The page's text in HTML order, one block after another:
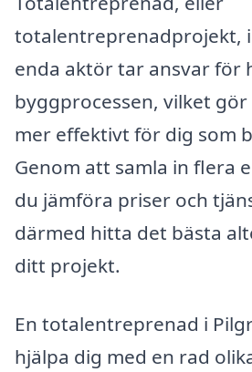
totalentreprenadprojekt,
enda aktör tar ansvar för
byggprocessen, vilket
mer effektivt för dig som
Genom att samla in flera
du jämföra priser och
därmed hitta det bästa
ditt projekt.
En totalentreprenad i
hjälpa dig med en rad